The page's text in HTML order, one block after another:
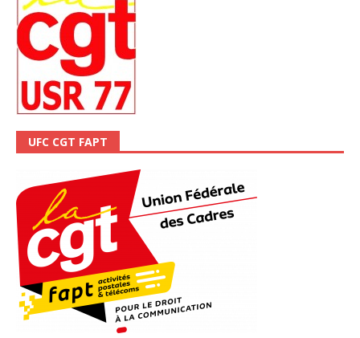
UFC CGT FAPT